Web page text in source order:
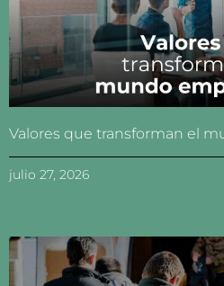
Valores que transforman el
julio 27, 2026